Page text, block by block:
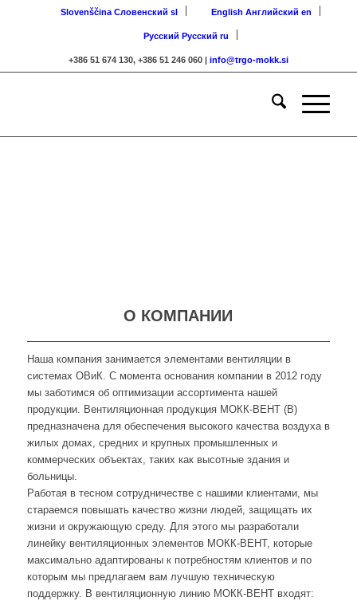
Slovenščina Словенский sl English Английский en
Русский Русский ru
+386 51 674 130, +386 51 246 060 | info@trgo-mokk.si
О КОМПАНИИ
Наша компания занимается элементами вентиляции в
системах ОВиК. С момента основания компании в 2012 году
мы заботимся об оптимизации ассортимента нашей
продукции. Вентиляционная продукция МОКК-ВЕНТ (В)
предназначена для обеспечения высокого качества воздуха в
жилых домах, средних и крупных промышленных и
коммерческих объектах, таких как высотные здания и
больницы.
Работая в тесном сотрудничестве с нашими клиентами, мы
стараемся повышать качество жизни людей, защищать их
жизни и окружающую среду. Для этого мы разработали
линейку вентиляционных элементов МОКК-ВЕНТ, которые
максимально адаптированы к потребностям клиентов и по
которым мы предлагаем вам лучшую техническую
поддержку. В вентиляционную линию МОКК-ВЕНТ входят: